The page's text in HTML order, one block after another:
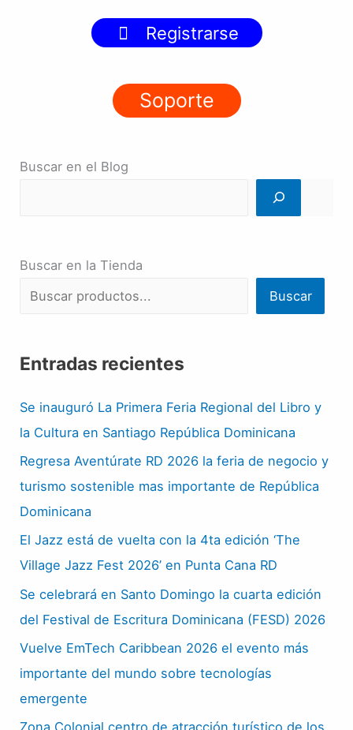
Registrarse
Soporte
Buscar en el Blog
Buscar en la Tienda
Buscar
Entradas recientes
Se inauguró La Primera Feria Regional del Libro y
la Cultura en Santiago República Dominicana
Regresa Aventúrate RD 2026 la feria de negocio y
turismo sostenible mas importante de República
Dominicana
El Jazz está de vuelta con la 4ta edición ‘The
Village Jazz Fest 2026’ en Punta Cana RD
Se celebrará en Santo Domingo la cuarta edición
del Festival de Escritura Dominicana (FESD) 2026
Vuelve EmTech Caribbean 2026 el evento más
importante del mundo sobre tecnologías
emergente
Zona Colonial centro de atracción turístico de los